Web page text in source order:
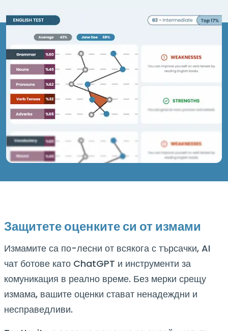
Защитете оценките си от измами
Измамите са по-лесни от всякога с търсачки, AI
чат ботове като ChatGPT и инструменти за
комуникация в реално време. Без мерки срещу
измама, вашите оценки стават ненадеждни и
несправедливи.